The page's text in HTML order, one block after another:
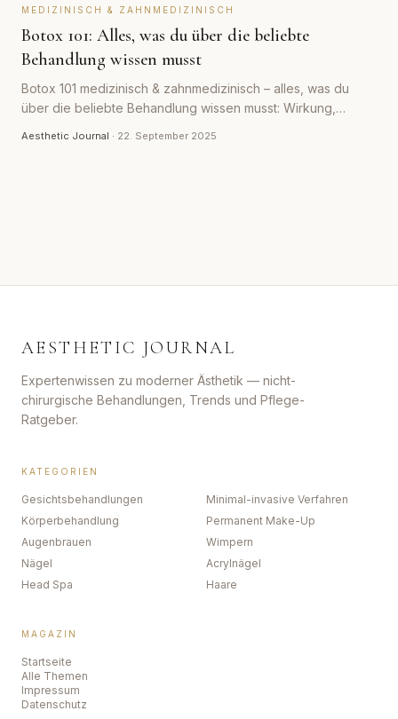
MEDIZINISCH & ZAHNMEDIZINISCH
Botox 101: Alles, was du über die beliebte
Behandlung wissen musst
Botox 101 medizinisch & zahnmedizinisch – alles, was du
über die beliebte Behandlung wissen musst: Wirkung,
Aesthetic Journal · 22. September 2025
AESTHETIC JOURNAL
Expertenwissen zu moderner Ästhetik — nicht-
chirurgische Behandlungen, Trends und Pflege-
Ratgeber.
KATEGORIEN
Gesichtsbehandlungen
Minimal-invasive Verfahren
Körperbehandlung
Permanent Make-Up
Augenbrauen
Wimpern
Nägel
Acrylnägel
Head Spa
Haare
MAGAZIN
Startseite
Alle Themen
Impressum
Datenschutz